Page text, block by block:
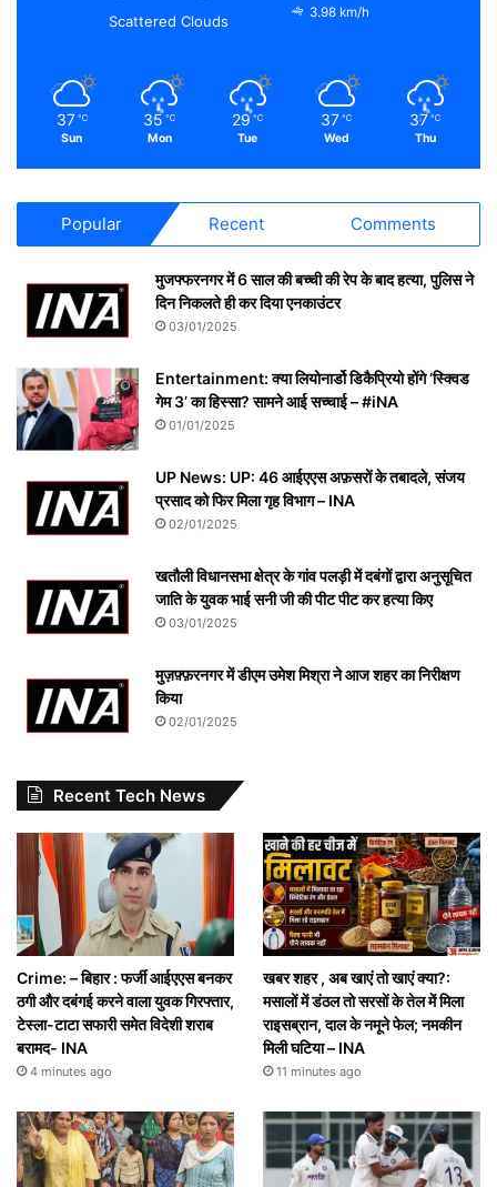
Scattered Clouds
3.98 km/h
37 ℃
Sun
35 ℃
Mon
29 ℃
Tue
37 ℃
Wed
37 ℃
Thu
Popular Recent Comments
मुजफ्फरनगर में 6 साल की बच्ची की रेप के बाद हत्या, पुलिस ने
दिन निकलते ही कर दिया एनकाउंटर
03/01/2025
Entertainment: क्या लियोनार्डो डिकैप्रियो होंगे ‘स्क्विड
गेम 3’ का हिस्सा? सामने आई सच्चाई – #iNA
01/01/2025
UP News: UP: 46 आईएएस अफ़सरों के तबादले, संजय
प्रसाद को फिर मिला गृह विभाग – INA
02/01/2025
खतौली विधानसभा क्षेत्र के गांव पलड़ी में दबंगों द्वारा अनुसूचित
जाति के युवक भाई सनी जी की पीट पीट कर हत्या किए
03/01/2025
मुज़फ़्फ़रनगर में डीएम उमेश मिश्रा ने आज शहर का निरीक्षण
किया
02/01/2025
Recent Tech News
Crime: – बिहार : फर्जी आईएएस बनकर
ठगी और दबंगई करने वाला युवक गिरफ्तार,
टेस्ला-टाटा सफारी समेत विदेशी शराब
बरामद- INA
4 minutes ago
खबर शहर , अब खाएं तो खाएं क्या?:
मसालों में डंठल तो सरसों के तेल में मिला
राइसब्रान, दाल के नमूने फेल; नमकीन
मिली घटिया – INA
11 minutes ago